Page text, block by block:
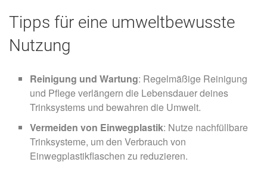
Tipps für eine umweltbewusste
Nutzung
Reinigung und Wartung: Regelmäßige Reinigung
und Pflege verlängern die Lebensdauer deines
Trinksystems und bewahren die Umwelt.
Vermeiden von Einwegplastik: Nutze nachfüllbare
Trinksysteme, um den Verbrauch von
Einwegplastikflaschen zu reduzieren.